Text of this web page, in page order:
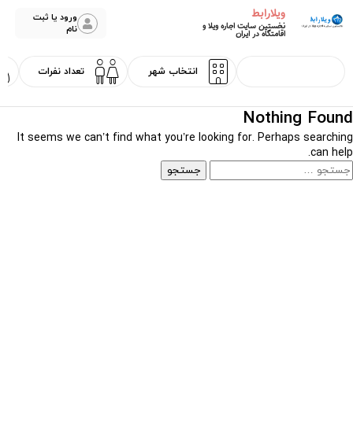
ویلارابط
نخستین سایت اجاره ویلا و
اقامتگاه در ایران
ورود یا ثبت
نام
Nothing Found
It seems we can’t find what you’re looking for. Perhaps searching
can help.